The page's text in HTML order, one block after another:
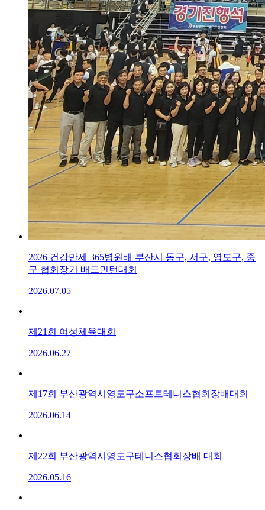
2026 건강만세 365병원배 부산시 동구, 서구, 영도구, 중
구 협회장기 배드민턴대회
2026.07.05
제21회 여성체육대회
2026.06.27
제17회 부산광역시영도구소프트테니스협회장배대회
2026.06.14
제22회 부산광역시영도구테니스협회장배 대회
2026.05.16